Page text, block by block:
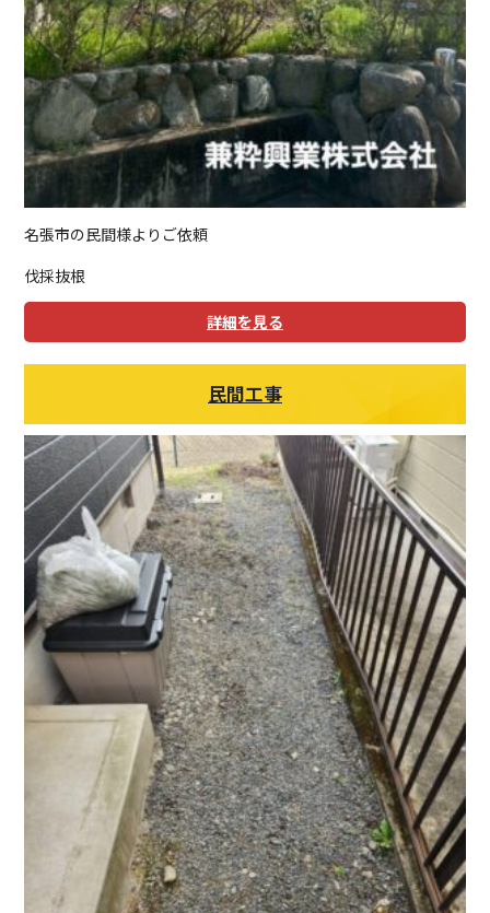
名張市の民間様よりご依頼
伐採抜根
詳細を見る
民間工事